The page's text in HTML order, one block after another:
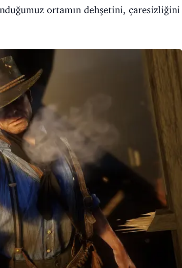
ortamın dehşetini, çaresizliğini